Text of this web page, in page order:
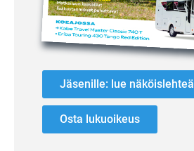
Jäsenille: lue näköislehteä
Osta lukuoikeus